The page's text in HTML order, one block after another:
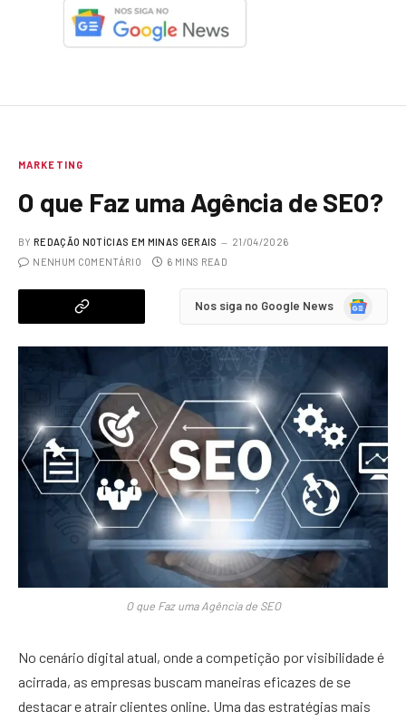
MARKETING
O que Faz uma Agência de SEO?
BY REDAÇÃO NOTÍCIAS EM MINAS GERAIS
21/04/2026
NENHUM COMENTÁRIO
6 MINS READ
Nos siga no Google News
Google
O que Faz uma Agência de SEO
No cenário digital atual, onde a competição por visibilidade é
acirrada, as empresas buscam maneiras eficazes de se
destacar e atrair clientes online. Uma das estratégias mais